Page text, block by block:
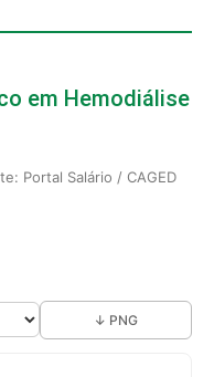
em Hemodiálise
Portal Salário / CAGED
↓ PNG